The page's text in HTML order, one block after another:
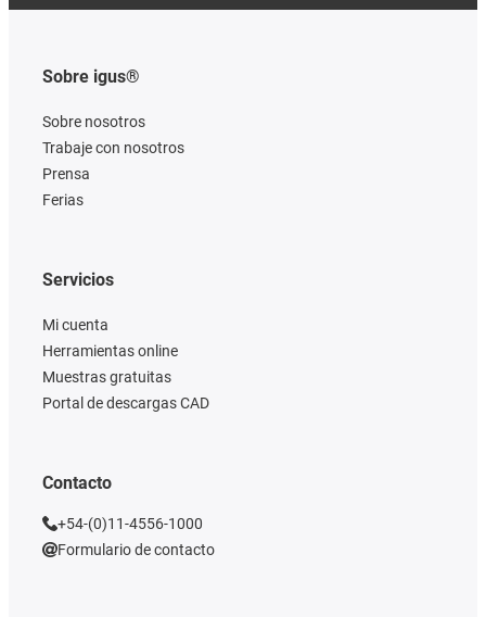
Sobre igus®
Sobre nosotros
Trabaje con nosotros
Prensa
Ferias
Servicios
Mi cuenta
Herramientas online
Muestras gratuitas
Portal de descargas CAD
Contacto
+54-(0)11-4556-1000
Formulario de contacto